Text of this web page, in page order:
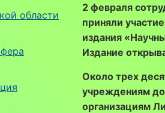
области
2 февраля
приняли
издания
Издание
Около трех
учреждениям
организациям